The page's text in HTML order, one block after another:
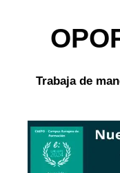
Trabaja de